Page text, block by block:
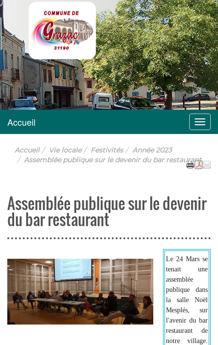
Grazac
Menu
Accueil
Accueil Vie locale Festivités
Année 2023
Assemblée publique sur le devenir du bar restaurant
Assemblée publique sur le devenir
du bar restaurant
Le 24 Mars se
tenait une
assemblée
publique dans
la salle Noël
Mesplés, sur
l'avenir du bar
restaurant de
notre village.